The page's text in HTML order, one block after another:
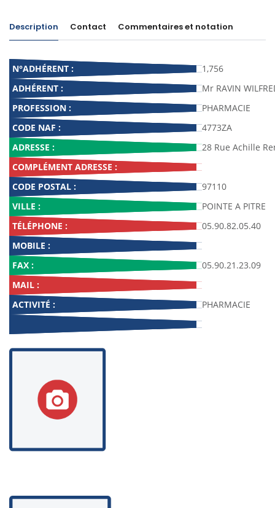
Description Contact Commentaires et notation
N°ADHÉRENT :
1,756
ADHÉRENT :
Mr RAVIN
PROFESSION :
PHARMACIE
CODE NAF :
4773ZA
ADRESSE :
28 Rue Achille
COMPLÉMENT ADRESSE :
CODE POSTAL :
97110
VILLE :
POINTE A PITRE
TÉLÉPHONE :
05.90.82.05.40
MOBILE :
FAX :
05.90.21.23.09
MAIL :
ACTIVITÉ :
PHARMACIE